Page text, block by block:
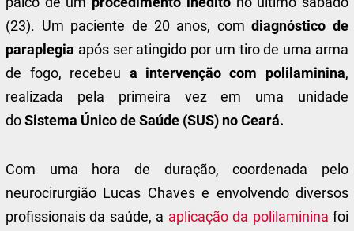
(23). Um paciente de 20 anos, comdiagnóstico de
paraplegia após ser atingido por um tiro de uma arma
de fogo, recebeu a intervenção com polilaminina,
realizada pela primeira vez em uma unidade
doSistema Único de Saúde (SUS) no Ceará.
Com uma hora de duração, coordenada pelo
neurocirurgião Lucas Chaves e envolvendo diversos
profissionais da saúde, a aplicação da polilaminina foi